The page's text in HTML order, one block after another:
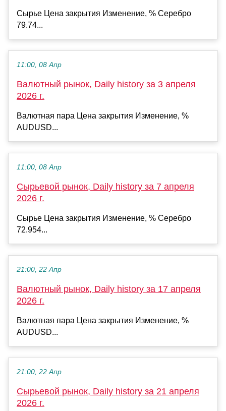
Сырье Цена закрытия Изменение, % Серебро
79.74...
11:00, 08 Апр
Валютный рынок, Daily history за 3 апреля
2026 г.
Валютная пара Цена закрытия Изменение, %
AUDUSD...
11:00, 08 Апр
Сырьевой рынок, Daily history за 7 апреля
2026 г.
Сырье Цена закрытия Изменение, % Серебро
72.954...
21:00, 22 Апр
Валютный рынок, Daily history за 17 апреля
2026 г.
Валютная пара Цена закрытия Изменение, %
AUDUSD...
21:00, 22 Апр
Сырьевой рынок, Daily history за 21 апреля
2026 г.